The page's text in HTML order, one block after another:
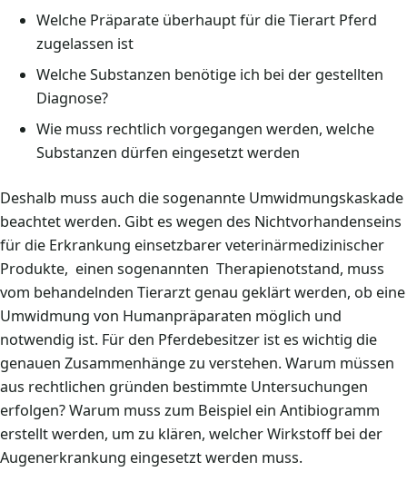
Welche Präparate überhaupt für die Tierart Pferd
zugelassen ist
Welche Substanzen benötige ich bei der gestellten
Diagnose?
Wie muss rechtlich vorgegangen werden, welche
Substanzen dürfen eingesetzt werden
Deshalb muss auch die sogenannte Umwidmungskaskade
beachtet werden. Gibt es wegen des Nichtvorhandenseins
für die Erkrankung einsetzbarer veterinärmedizinischer
Produkte, einen sogenannten Therapienotstand, muss
vom behandelnden Tierarzt genau geklärt werden, ob eine
Umwidmung von Humanpräparaten möglich und
notwendig ist. Für den Pferdebesitzer ist es wichtig die
genauen Zusammenhänge zu verstehen. Warum müssen
aus rechtlichen gründen bestimmte Untersuchungen
erfolgen? Warum muss zum Beispiel ein Antibiogramm
erstellt werden, um zu klären, welcher Wirkstoff bei der
Augenerkrankung eingesetzt werden muss.